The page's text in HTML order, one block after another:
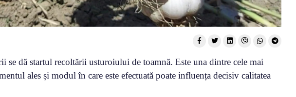
se dă startul recoltării usturoiului de toamnă. Este una dintre cele mai
ales și modul în care este efectuată poate influența decisiv calitatea